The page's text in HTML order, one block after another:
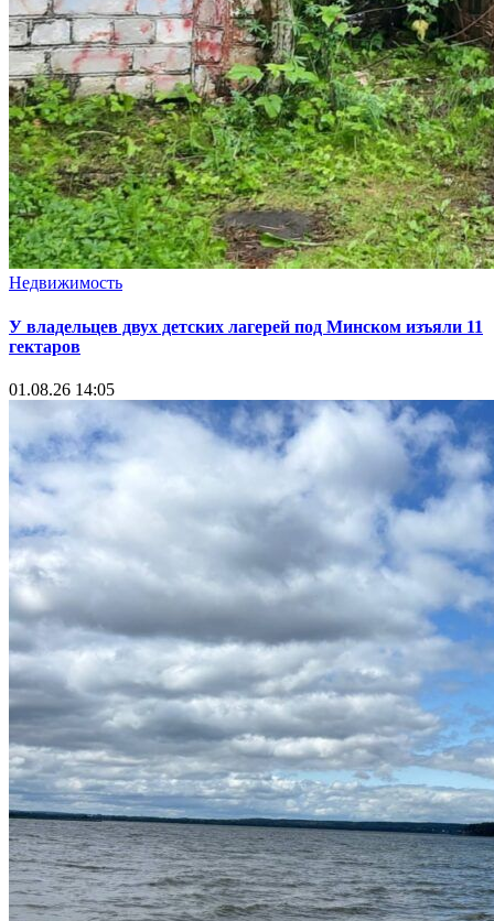
Недвижимость
У владельцев двух детских лагерей под Минском изъяли 11
гектаров
01.08.26 14:05